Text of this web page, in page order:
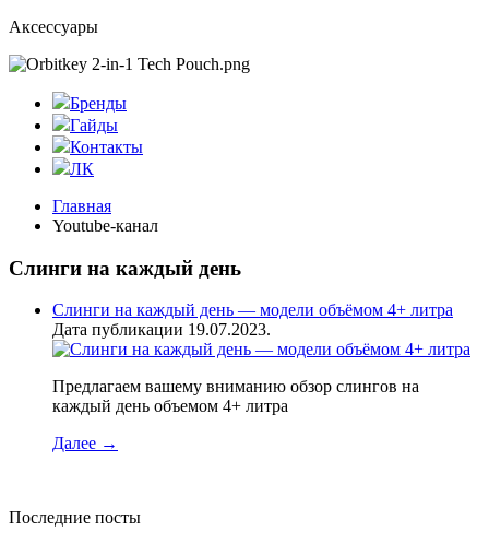
Аксессуары
Бренды
Гайды
Контакты
ЛК
Главная
Youtube-канал
Слинги на каждый день
Слинги на каждый день — модели объёмом 4+ литра
Дата публикации 19.07.2023.
Предлагаем вашему вниманию обзор слингов на
каждый день объемом 4+ литра
Далее →
Последние посты